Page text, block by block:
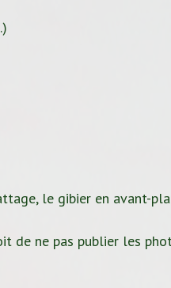
le gibier en avant-
de ne pas publier les